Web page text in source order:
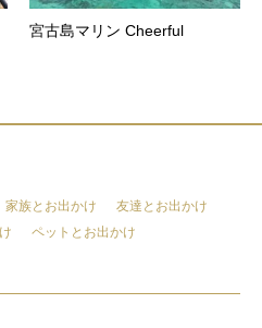
宮古島マリン Cheerful
家族とお出かけ
友達とお出かけ
ペットとお出かけ